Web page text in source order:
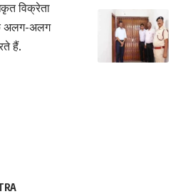
विक्रेता
के अलग-अलग
हैं.